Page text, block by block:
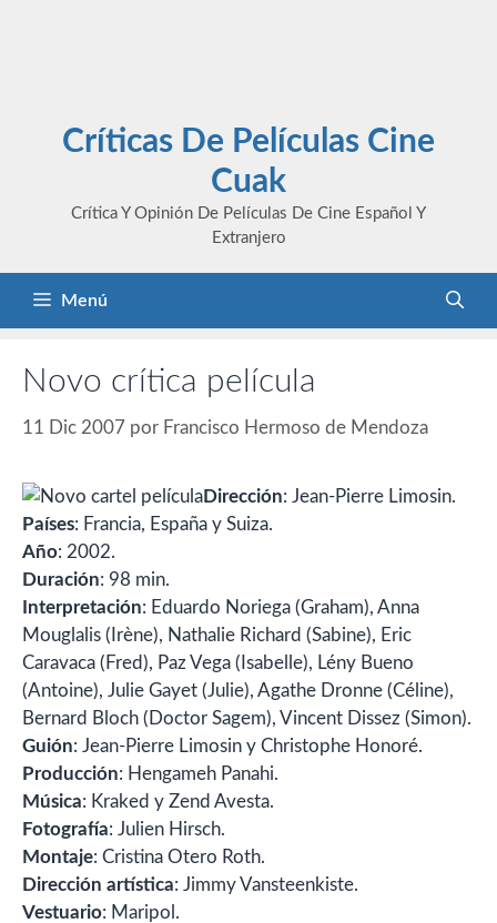
Críticas De Películas Cine
Cuak
Crítica Y Opinión De Películas De Cine Español Y
Extranjero
Menú
Novo crítica película
11 Dic 2007 por Francisco Hermoso de Mendoza
Dirección: Jean-Pierre Limosin.
Países: Francia, España y Suiza.
Año: 2002.
Duración: 98 min.
Interpretación: Eduardo Noriega (Graham), Anna
Mouglalis (Irène), Nathalie Richard (Sabine), Eric
Caravaca (Fred), Paz Vega (Isabelle), Lény Bueno
(Antoine), Julie Gayet (Julie), Agathe Dronne (Céline),
Bernard Bloch (Doctor Sagem), Vincent Dissez (Simon).
Guión: Jean-Pierre Limosin y Christophe Honoré.
Producción: Hengameh Panahi.
Música: Kraked y Zend Avesta.
Fotografía: Julien Hirsch.
Montaje: Cristina Otero Roth.
Dirección artística: Jimmy Vansteenkiste.
Vestuario: Maripol.